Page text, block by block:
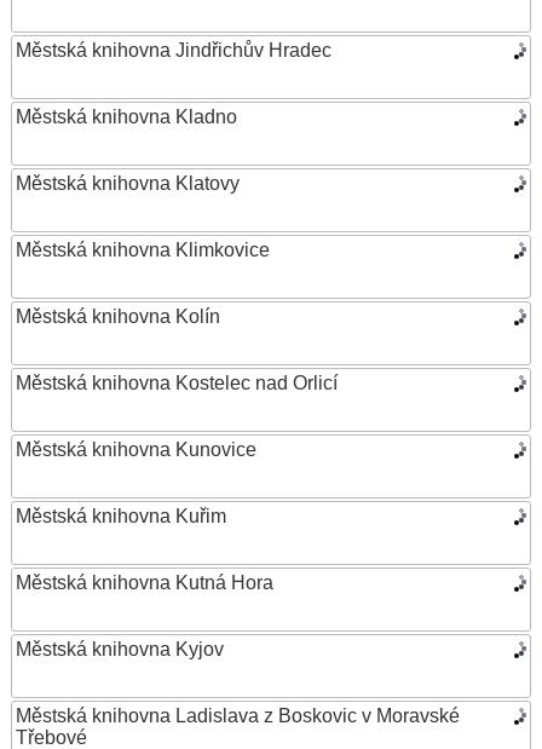
Městská knihovna Jindřichův Hradec
Městská knihovna Kladno
Městská knihovna Klatovy
Městská knihovna Klimkovice
Městská knihovna Kolín
Městská knihovna Kostelec nad Orlicí
Městská knihovna Kunovice
Městská knihovna Kuřim
Městská knihovna Kutná Hora
Městská knihovna Kyjov
Městská knihovna Ladislava z Boskovic v Moravské
Třebové